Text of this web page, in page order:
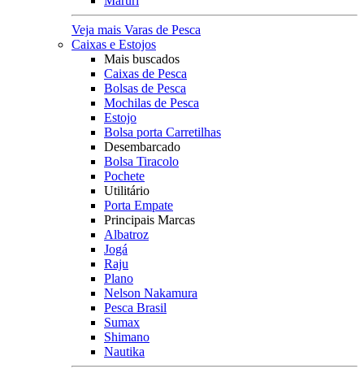
Veja mais Varas de Pesca
Caixas e Estojos
Mais buscados
Caixas de Pesca
Bolsas de Pesca
Mochilas de Pesca
Estojo
Bolsa porta Carretilhas
Desembarcado
Bolsa Tiracolo
Pochete
Utilitário
Porta Empate
Principais Marcas
Albatroz
Jogá
Raju
Plano
Nelson Nakamura
Pesca Brasil
Sumax
Shimano
Nautika